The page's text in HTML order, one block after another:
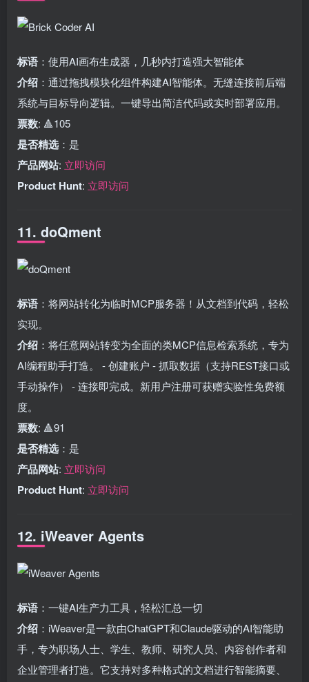
标语 ：使用AI画布生成器，几秒内打造强大智能体
介绍 ：通过拖拽模块化组件构建AI智能体。无缝连接前后端
系统与目标导向逻辑。一键导出简洁代码或实时部署应用。
票数: 🔺105
是否精选 ：是
产品网站: 立即访问
Product Hunt: 立即访问
11. doQment
标语 ：将网站转化为临时MCP服务器！从文档到代码，轻松
实现。
介绍 ：将任意网站转变为全面的类MCP信息检索系统，专为
AI编程助手打造。 - 创建账户 - 抓取数据（支持REST接口或
手动操作） - 连接即完成。新用户注册可获赠实验性免费额
度。
票数: 🔺91
是否精选 ：是
产品网站: 立即访问
Product Hunt: 立即访问
12. iWeaver Agents
标语 ：一键AI生产力工具，轻松汇总一切
介绍 ：iWeaver是一款由ChatGPT和Claude驱动的AI智能助
手，专为职场人士、学生、教师、研究人员、内容创作者和
企业管理者打造。它支持对多种格式的文档进行智能摘要、